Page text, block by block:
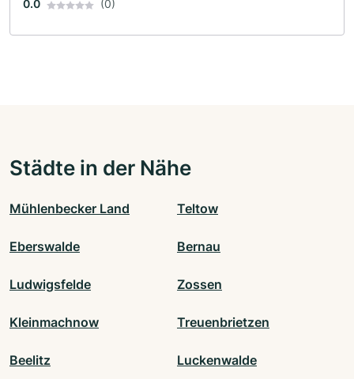
0.0 (0)
Städte in der Nähe
Mühlenbecker Land Teltow
Eberswalde Bernau
Ludwigsfelde Zossen
Kleinmachnow Treuenbrietzen
Beelitz Luckenwalde